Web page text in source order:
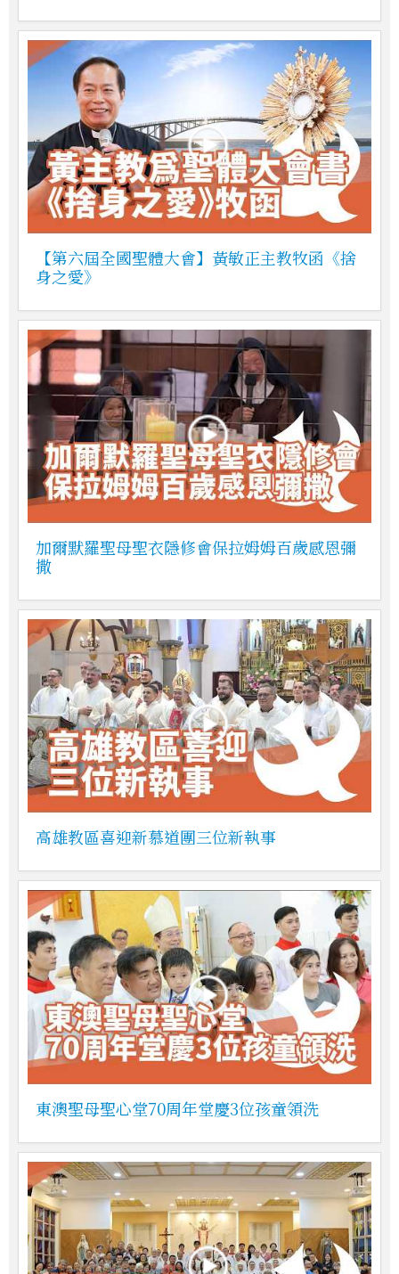
【第六屆全國聖體大會】黃敏正主教牧函《捨
身之愛》
加爾默羅聖母聖衣隱修會保拉姆姆百歲感恩彌
撒
高雄教區喜迎新慕道團三位新執事
東澳聖母聖心堂70周年堂慶3位孩童領洗